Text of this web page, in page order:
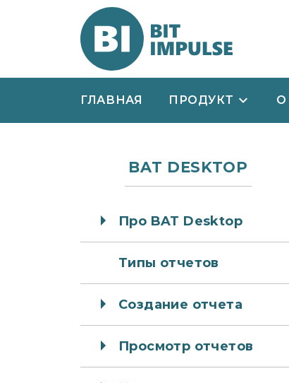
ГЛАВНАЯ ПРОДУКТ О
BAT DESKTOP
Про BAT Desktop
Типы отчетов
Создание отчета
Просмотр отчетов